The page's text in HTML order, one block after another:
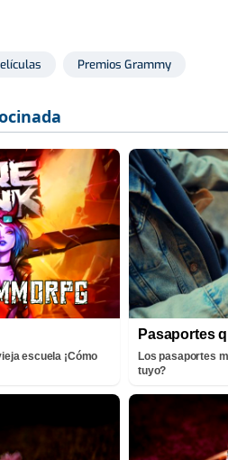
Premios Grammy
escuela ¡Cómo
Pasaportes
Los pasaportes
tuyo?